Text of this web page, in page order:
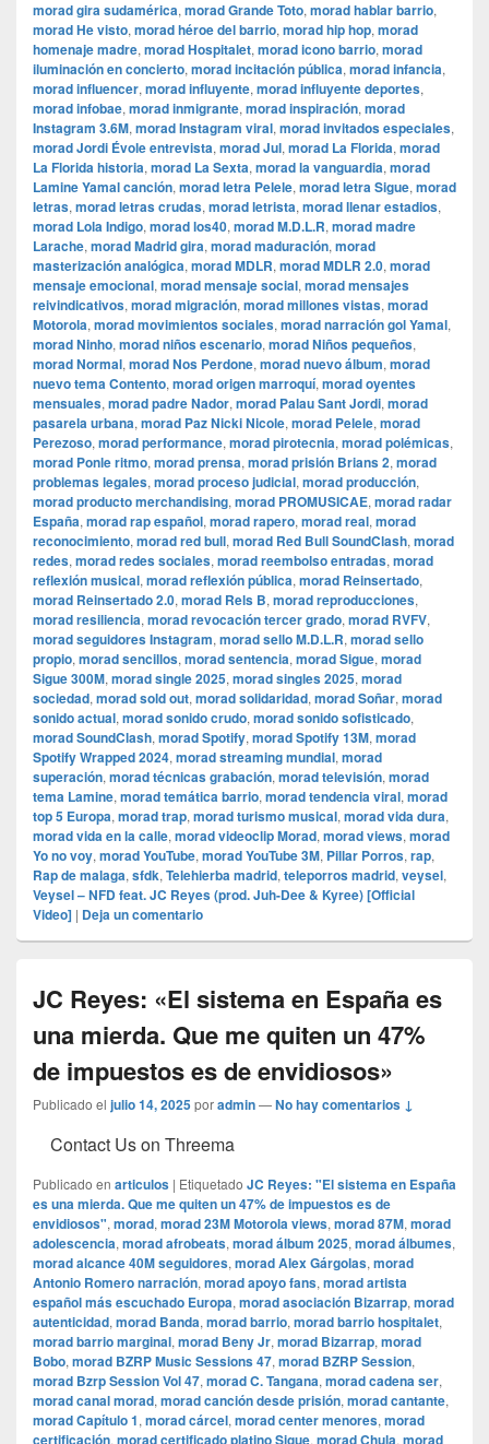
morad gira sudamérica, morad Grande Toto, morad hablar barrio,
morad He visto, morad héroe del barrio, morad hip hop, morad
homenaje madre, morad Hospitalet, morad icono barrio, morad
iluminación en concierto, morad incitación pública, morad infancia,
morad influencer, morad influyente, morad influyente deportes,
morad infobae, morad inmigrante, morad inspiración, morad
Instagram 3.6M, morad Instagram viral, morad invitados especiales,
morad Jordi Évole entrevista, morad Jul, morad La Florida, morad
La Florida historia, morad La Sexta, morad la vanguardia, morad
Lamine Yamal canción, morad letra Pelele, morad letra Sigue, morad
letras, morad letras crudas, morad letrista, morad llenar estadios,
morad Lola Indigo, morad los40, morad M.D.L.R, morad madre
Larache, morad Madrid gira, morad maduración, morad
masterización analógica, morad MDLR, morad MDLR 2.0, morad
mensaje emocional, morad mensaje social, morad mensajes
reivindicativos, morad migración, morad millones vistas, morad
Motorola, morad movimientos sociales, morad narración gol Yamal,
morad Ninho, morad niños escenario, morad Niños pequeños,
morad Normal, morad Nos Perdone, morad nuevo álbum, morad
nuevo tema Contento, morad origen marroquí, morad oyentes
mensuales, morad padre Nador, morad Palau Sant Jordi, morad
pasarela urbana, morad Paz Nicki Nicole, morad Pelele, morad
Perezoso, morad performance, morad pirotecnia, morad polémicas,
morad Ponle ritmo, morad prensa, morad prisión Brians 2, morad
problemas legales, morad proceso judicial, morad producción,
morad producto merchandising, morad PROMUSICAE, morad radar
España, morad rap español, morad rapero, morad real, morad
reconocimiento, morad red bull, morad Red Bull SoundClash, morad
redes, morad redes sociales, morad reembolso entradas, morad
reflexión musical, morad reflexión pública, morad Reinsertado,
morad Reinsertado 2.0, morad Rels B, morad reproducciones,
morad resiliencia, morad revocación tercer grado, morad RVFV,
morad seguidores Instagram, morad sello M.D.L.R, morad sello
propio, morad sencillos, morad sentencia, morad Sigue, morad
Sigue 300M, morad single 2025, morad singles 2025, morad
sociedad, morad sold out, morad solidaridad, morad Soñar, morad
sonido actual, morad sonido crudo, morad sonido sofisticado,
morad SoundClash, morad Spotify, morad Spotify 13M, morad
Spotify Wrapped 2024, morad streaming mundial, morad
superación, morad técnicas grabación, morad televisión, morad
tema Lamine, morad temática barrio, morad tendencia viral, morad
top 5 Europa, morad trap, morad turismo musical, morad vida dura,
morad vida en la calle, morad videocli‏p Morad, morad views, morad
Yo no voy, morad YouTube, morad YouTube 3M, Pillar Porros, rap,
Rap de malaga, sfdk, Telehierba madrid, teleporros madrid, veysel,
Veysel – NFD feat. JC Reyes (prod. Juh-Dee & Kyree) [Official
Video] | Deja un comentario
JC Reyes: «El sistema en España es
una mierda. Que me quiten un 47%
de impuestos es de envidiosos»
Publicado el julio 14, 2025poradmin—No hay comentarios ↓
Contact Us on Threema
Publicado en articulos | Etiquetado JC Reyes: "El sistema en España
es una mierda. Que me quiten un 47% de impuestos es de
envidiosos", morad, morad 23M Motorola views, morad 87M, morad
adolescencia, morad afrobeats, morad álbum 2025, morad álbumes,
morad alcance 40M seguidores, morad Alex Gárgolas, morad
Antonio Romero narración, morad apoyo fans, morad artista
español más escuchado Europa, morad asociación Bizarrap, morad
autenticidad, morad Banda, morad barrio, morad barrio hospitalet,
morad barrio marginal, morad Beny Jr, morad Bizarrap, morad
Bobo, morad BZRP Music Sessions 47, morad BZRP Session,
morad Bzrp Session Vol 47, morad C. Tangana, morad cadena ser,
morad canal morad, morad canción desde prisión, morad cantante,
morad Capítulo 1, morad cárcel, morad center menores, morad
certificación, morad certificado platino Sigue, morad Chula, morad